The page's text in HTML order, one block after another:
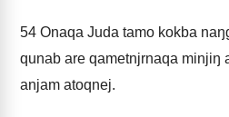
54 Onaqa Juda tamo kokba
qunab are qametnjrnaqa minjiŋ
anjam atoqnej.